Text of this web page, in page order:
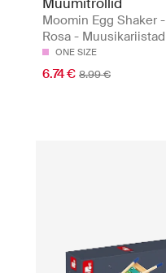
Moomin Egg Shaker -
Rosa - Muusikariistad
ONE SIZE
6.74 € 8.99 €